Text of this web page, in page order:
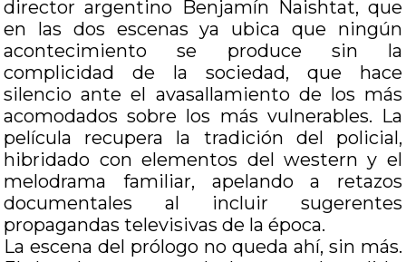
director argentino Benjamín Naishtat, que
en las dos escenas ya ubica que ningún
acontecimiento se produce sin la
complicidad de la sociedad, que hace
silencio ante el avasallamiento de los más
acomodados sobre los más vulnerables. La
película recupera la tradición del policial,
hibridado con elementos del western y el
melodrama familiar, apelando a retazos
documentales al incluir sugerentes
propagandas televisivas de la época.
La escena del prólogo no queda ahí, sin más.